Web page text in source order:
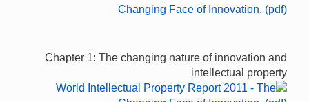
Chapter 1: The changing nature of innovation and
intellectual property